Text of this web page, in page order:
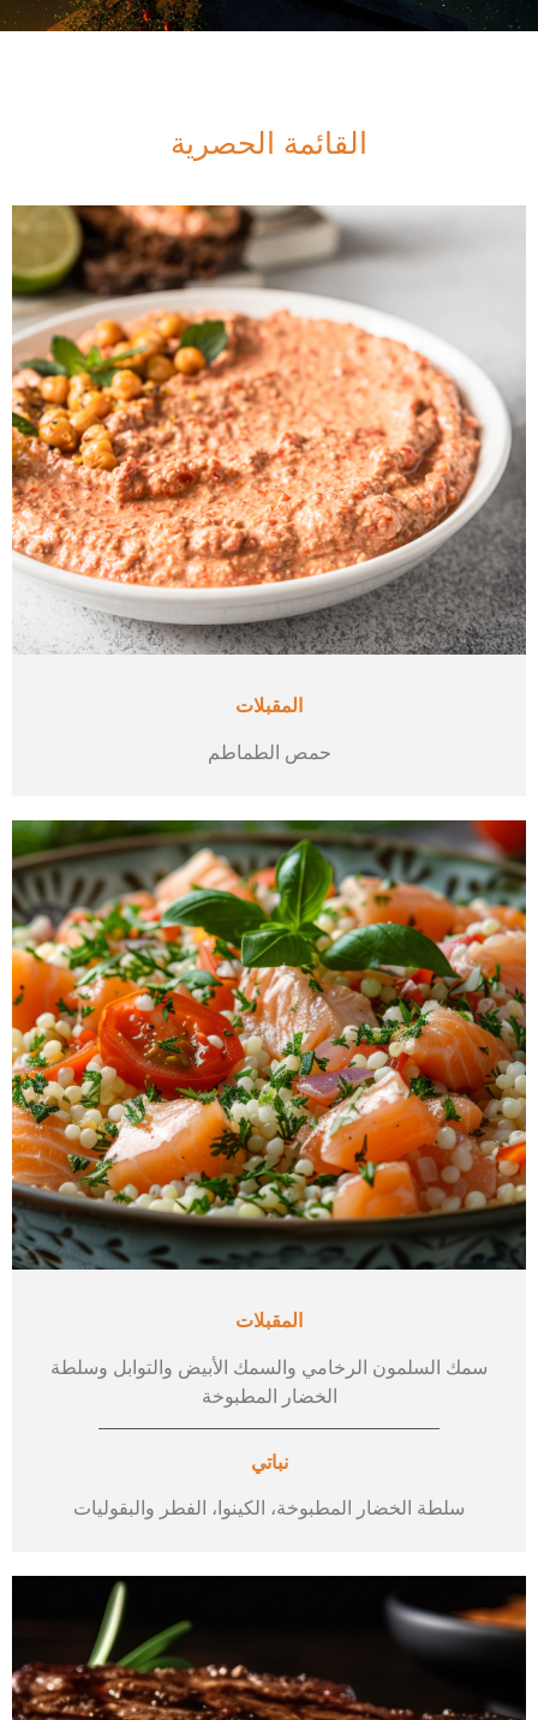
القائمة الحصرية
المقبلات
حمص الطماطم
المقبلات
سمك السلمون الرخامي والسمك الأبيض والتوابل وسلطة
الخضار المطبوخة
نباتي
سلطة الخضار المطبوخة، الكينوا، الفطر والبقوليات